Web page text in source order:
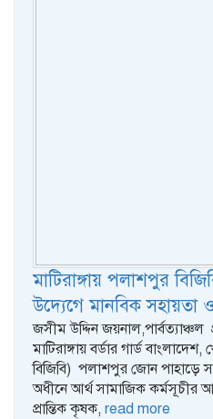
মাটিরাঙ্গায় পলাশপুর
উদ্যেগে মানবিক সহায়তা
জসীম উদ্দিন জয়নাল,পার্বত্যাঞ্চল
মাটিরাঙ্গায় বর্ডার গার্ড
বিজিবি) পলাশপুর জোন পাহাড়ে
অধীনে আর্থ সামাজিক কর্মসূচীর
প্রান্তিক কৃষক, read more